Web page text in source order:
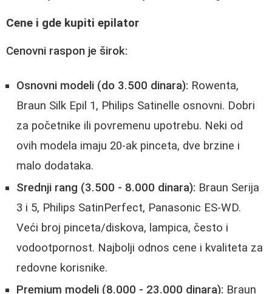
Cene i gde kupiti epilator
Cenovni raspon je širok:
Osnovni modeli (do 3.500 dinara): Rowenta,
Braun Silk Epil 1, Philips Satinelle osnovni. Dobri
za početnike ili povremenu upotrebu. Neki od
ovih modela imaju 20-ak pinceta, dve brzine i
malo dodataka.
Srednji rang (3.500 - 8.000 dinara): Braun Serija
3 i 5, Philips SatinPerfect, Panasonic ES-WD.
Veći broj pinceta/diskova, lampica, često i
vodootpornost. Najbolji odnos cene i kvaliteta za
redovne korisnike.
Premium modeli (8.000 - 23.000 dinara): Braun